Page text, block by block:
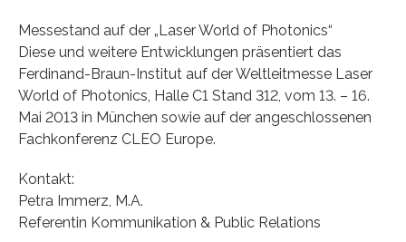
Messestand auf der „Laser World of Photonics“
Diese und weitere Entwicklungen präsentiert das
Ferdinand-Braun-Institut auf der Weltleitmesse Laser
World of Photonics, Halle C1 Stand 312, vom 13. – 16.
Mai 2013 in München sowie auf der angeschlossenen
Fachkonferenz CLEO Europe.
Kontakt:
Petra Immerz, M.A.
Referentin Kommunikation & Public Relations